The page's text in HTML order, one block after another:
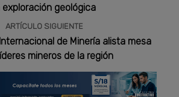
exploración geológica
ARTÍCULO SIGUIENTE
de Minería alista mesa
mineros de la región